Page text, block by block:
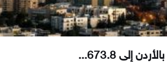
إلى 673.8...